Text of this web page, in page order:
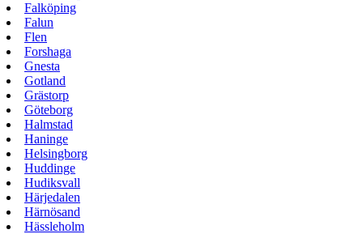
Falköping
Falun
Flen
Forshaga
Gnesta
Gotland
Grästorp
Göteborg
Halmstad
Haninge
Helsingborg
Huddinge
Hudiksvall
Härjedalen
Härnösand
Hässleholm